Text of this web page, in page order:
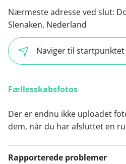
Nærmeste adresse ved slut:
Slenaken, Nederland
Naviger til startpunktet
Fællesskabsfotos
Der er endnu ikke uploadet
dem, når du har afsluttet en
Rapporterede problemer